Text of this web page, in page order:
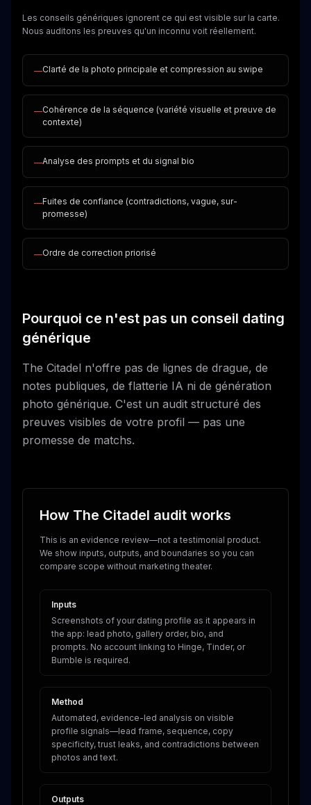
Les conseils génériques ignorent ce qui est visible sur la carte.
Nous auditons les preuves qu'un inconnu voit réellement.
—Clarté de la photo principale et compression au swipe
—Cohérence de la séquence (variété visuelle et preuve de
contexte)
—Analyse des prompts et du signal bio
—Fuites de confiance (contradictions, vague, sur-
promesse)
—Ordre de correction priorisé
Pourquoi ce n'est pas un conseil dating
générique
The Citadel n'offre pas de lignes de drague, de
notes publiques, de flatterie IA ni de génération
photo générique. C'est un audit structuré des
preuves visibles de votre profil — pas une
promesse de matchs.
How The Citadel audit works
This is an evidence review—not a testimonial product.
We show inputs, outputs, and boundaries so you can
compare scope without marketing theater.
Inputs
Screenshots of your dating profile as it appears in
the app: lead photo, gallery order, bio, and
prompts. No account linking to Hinge, Tinder, or
Bumble is required.
Method
Automated, evidence-led analysis on visible
profile signals—lead frame, sequence, copy
specificity, trust leaks, and contradictions between
photos and text.
Outputs